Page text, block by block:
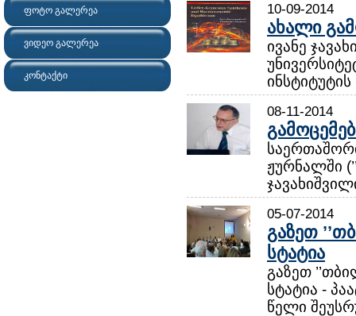
ფოტო გალერეა
ვიდეო გალერეა
კონტაქტი
10-09-2014
ახალი
ივანე
08-11-2014
ჟურნალში
05-07-2014
გაზეთ
სტატია
გაზეთ
სტატია -
წელი